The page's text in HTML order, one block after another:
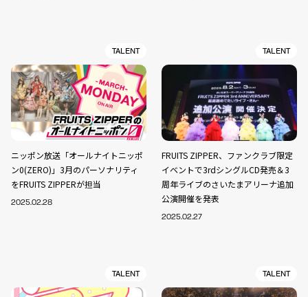
TALENT
ニッポン放送「オールナイトニッポ
ン0(ZERO)」3月のパーソナリティ
をFRUITS ZIPPERが担当
2025.02.28
TALENT
FRUITS ZIPPER、ファンクラブ限定
イベントで3rdシングルCD発売＆3
周年ライブのさいたまアリーナ追加
公演開催を発表
2025.02.27
TALENT TALENT